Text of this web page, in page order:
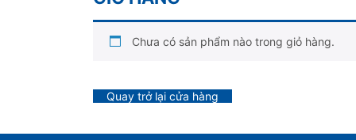
Chưa có sản phẩm nào trong giỏ hàng.
Quay trở lại cửa hàng